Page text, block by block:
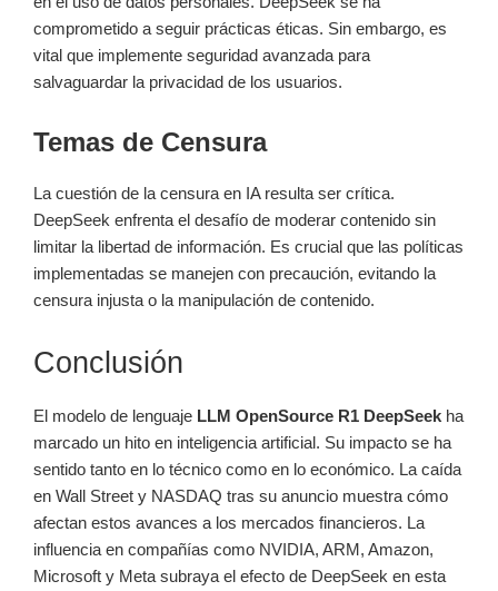
comprometido a seguir prácticas éticas. Sin embargo, es
vital que implemente seguridad avanzada para
salvaguardar la privacidad de los usuarios.
Temas de Censura
La cuestión de la censura en IA resulta ser crítica.
DeepSeek enfrenta el desafío de moderar contenido sin
limitar la libertad de información. Es crucial que las políticas
implementadas se manejen con precaución, evitando la
censura injusta o la manipulación de contenido.
Conclusión
El modelo de lenguaje LLM OpenSource R1 DeepSeek ha
marcado un hito en inteligencia artificial. Su impacto se ha
sentido tanto en lo técnico como en lo económico. La caída
en Wall Street y NASDAQ tras su anuncio muestra cómo
afectan estos avances a los mercados financieros. La
influencia en compañías como NVIDIA, ARM, Amazon,
Microsoft y Meta subraya el efecto de DeepSeek en esta